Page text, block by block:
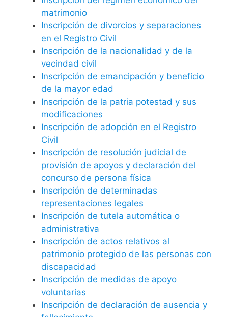
matrimonio
Inscripción de divorcios y separaciones
en el Registro Civil
Inscripción de la nacionalidad y de la
vecindad civil
Inscripción de emancipación y beneficio
de la mayor edad
Inscripción de la patria potestad y sus
modificaciones
Inscripción de adopción en el Registro
Civil
Inscripción de resolución judicial de
provisión de apoyos y declaración del
concurso de persona física
Inscripción de determinadas
representaciones legales
Inscripción de tutela automática o
administrativa
Inscripción de actos relativos al
patrimonio protegido de las personas con
discapacidad
Inscripción de medidas de apoyo
voluntarias
Inscripción de declaración de ausencia y